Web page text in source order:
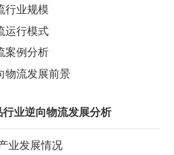
行业规模
运行模式
案例分析
物流发展前景
行业逆向物流发展分析
业发展情况